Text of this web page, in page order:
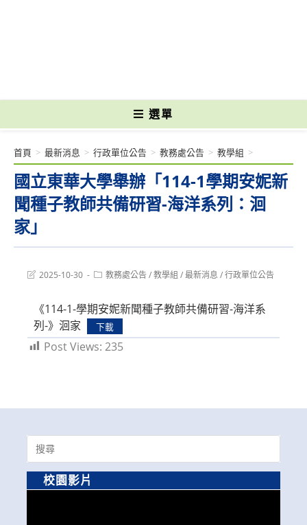
選單
國立東華大學舉辦「114-1學期安妮新
聞種子教師共備研習-海洋系列：洄
家」
首頁 > 最新消息 > 行政單位公告 > 教務處公告 > 教學組 >
Post2025-10-30
Post教務處公告/教學組 /最新消息 /行政單位公告
《114-1-學期安妮新聞種子教師共備研習-海洋系
列-》洄家
下載
Post Views: 235
Search
for:
校園影片